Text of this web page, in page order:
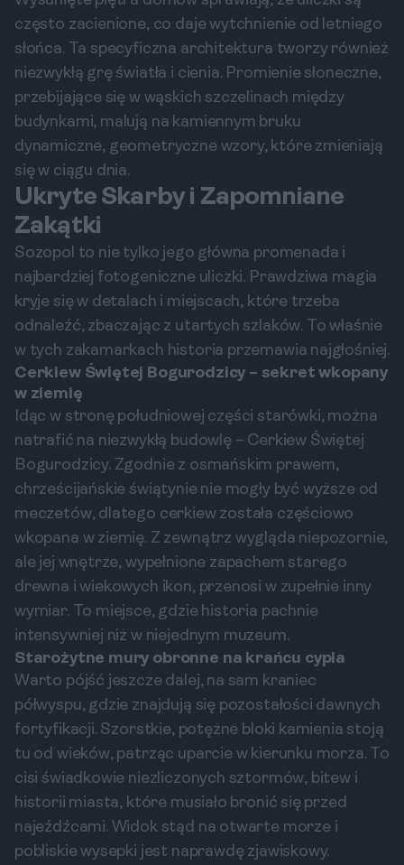
często zacienione, co daje wytchnienie od letniego
słońca. Ta specyficzna architektura tworzy również
niezwykłą grę światła i cienia. Promienie słoneczne,
przebijające się w wąskich szczelinach między
budynkami, malują na kamiennym bruku
dynamiczne, geometryczne wzory, które zmieniają
się w ciągu dnia.
Ukryte Skarby i Zapomniane
Zakątki
Sozopol to nie tylko jego główna promenada i
najbardziej fotogeniczne uliczki. Prawdziwa magia
kryje się w detalach i miejscach, które trzeba
odnaleźć, zbaczając z utartych szlaków. To właśnie
w tych zakamarkach historia przemawia najgłośniej.
Cerkiew Świętej Bogurodzicy – sekret wkopany
w ziemię
Idąc w stronę południowej części starówki, można
natrafić na niezwykłą budowlę – Cerkiew Świętej
Bogurodzicy. Zgodnie z osmańskim prawem,
chrześcijańskie świątynie nie mogły być wyższe od
meczetów, dlatego cerkiew została częściowo
wkopana w ziemię. Z zewnątrz wygląda niepozornie,
ale jej wnętrze, wypełnione zapachem starego
drewna i wiekowych ikon, przenosi w zupełnie inny
wymiar. To miejsce, gdzie historia pachnie
intensywniej niż w niejednym muzeum.
Starożytne mury obronne na krańcu cypla
Warto pójść jeszcze dalej, na sam kraniec
półwyspu, gdzie znajdują się pozostałości dawnych
fortyfikacji. Szorstkie, potężne bloki kamienia stoją
tu od wieków, patrząc uparcie w kierunku morza. To
cisi świadkowie niezliczonych sztormów, bitew i
historii miasta, które musiało bronić się przed
najeźdźcami. Widok stąd na otwarte morze i
pobliskie wysepki jest naprawdę zjawiskowy.